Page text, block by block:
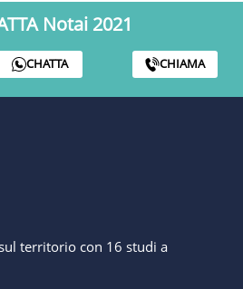
Notai 2021
CHATTA CHIAMA
territorio con 16 studi a